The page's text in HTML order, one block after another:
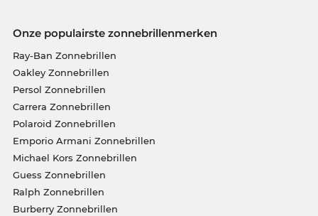
Onze populairste zonnebrillenmerken
Ray-Ban Zonnebrillen
Oakley Zonnebrillen
Persol Zonnebrillen
Carrera Zonnebrillen
Polaroid Zonnebrillen
Emporio Armani Zonnebrillen
Michael Kors Zonnebrillen
Guess Zonnebrillen
Ralph Zonnebrillen
Burberry Zonnebrillen